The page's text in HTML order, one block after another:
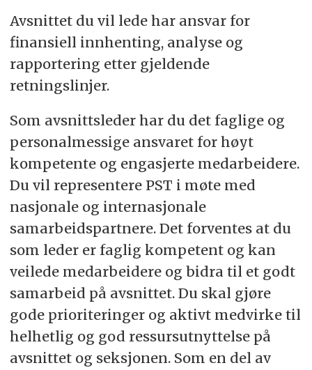
Avsnittet du vil lede har ansvar for
finansiell innhenting, analyse og
rapportering etter gjeldende
retningslinjer.
Som avsnittsleder har du det faglige og
personalmessige ansvaret for høyt
kompetente og engasjerte medarbeidere.
Du vil representere PST i møte med
nasjonale og internasjonale
samarbeidspartnere. Det forventes at du
som leder er faglig kompetent og kan
veilede medarbeidere og bidra til et godt
samarbeid på avsnittet. Du skal gjøre
gode prioriteringer og aktivt medvirke til
helhetlig og god ressursutnyttelse på
avsnittet og seksjonen. Som en del av